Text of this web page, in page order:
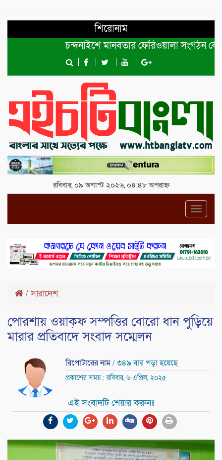
শিরোনাম
চন্দনাইশে মানবতার ফেরিওয়ালা সংগঠন কেন্দ্রীয়
রবিবার, ০৯ অগাস্ট ২০২৬, ০৪:৪৮ অপরাহ্ন
/সারাদেশ
পোরশায় ওয়াক্ফ সম্পত্তির বোরো ধান পুড়িয়ে
মারার প্রতিবাদে সংবাদ সম্মেলন
রিপোটারের নাম/ ৩৪৯ বার পড়া হয়েছে
প্রকাশের সময় : রবিবার, ৬ এপ্রিল, ২০২৫
এই সংবাদটি শেয়ার করুনঃ